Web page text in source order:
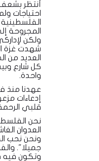
أنتظر
احتياجات
المجروحة
ولكن
شهدت غزة
العديد من
كل شارع
واحدة.
عهدنا منذ
إدعاءات
قلبي
نحن
العدوان
ونحن نحب
جميلا".
وتكون فيه